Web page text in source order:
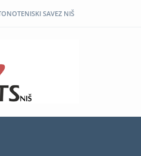
SAVEZ NIŠ